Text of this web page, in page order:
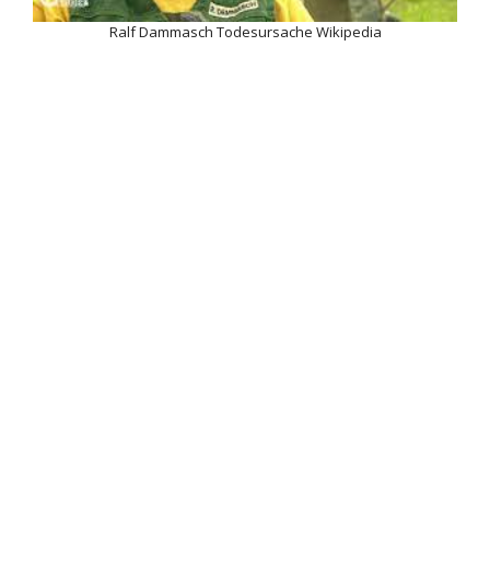
Ralf Dammasch Todesursache Wikipedia